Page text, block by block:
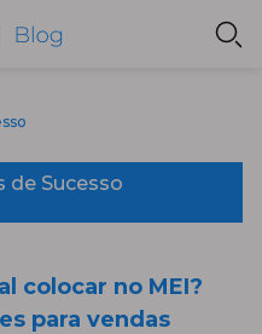
de Sucesso
colocar no MEI?
para vendas